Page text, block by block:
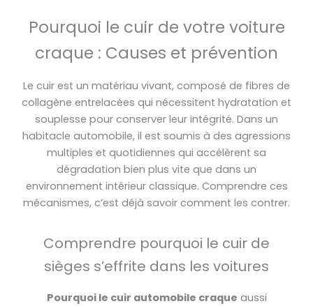
Pourquoi le cuir de votre voiture
craque : Causes et prévention
Le cuir est un matériau vivant, composé de fibres de
collagène entrelacées qui nécessitent hydratation et
souplesse pour conserver leur intégrité. Dans un
habitacle automobile, il est soumis à des agressions
multiples et quotidiennes qui accélèrent sa
dégradation bien plus vite que dans un
environnement intérieur classique. Comprendre ces
mécanismes, c’est déjà savoir comment les contrer.
Comprendre pourquoi le cuir de
sièges s’effrite dans les voitures
Pourquoi le cuir automobile craque aussi